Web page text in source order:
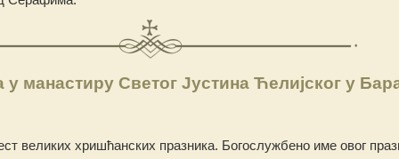
манастиру Светог Јустина Ћелијског у
великих хришћанских празника. Богослужбено име овог